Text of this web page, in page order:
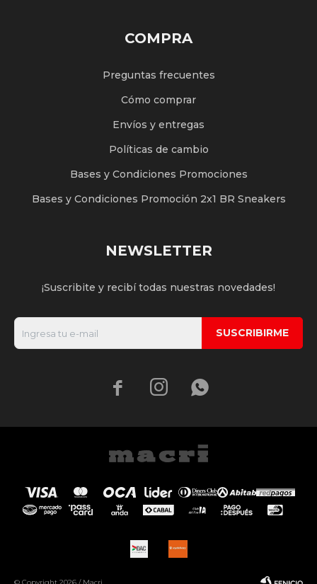
COMPRA
Preguntas frecuentes
Cómo comprar
Envíos y entregas
Políticas de cambio
Bases y Condiciones Promociones
Bases y Condiciones Promoción 2x1 BR Sneakers
NEWSLETTER
¡Suscribite y recibí todas nuestras novedades!
SUSCRIBIRME
  